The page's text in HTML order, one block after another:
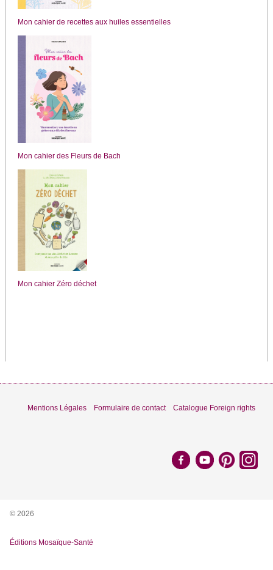
Mon cahier de recettes aux huiles essentielles
Mon cahier des Fleurs de Bach
Mon cahier Zéro déchet
Mentions Légales Formulaire de contact Catalogue Foreign rights
© 2026
Éditions Mosaïque-Santé